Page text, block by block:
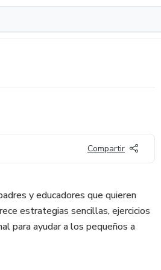
Compartir
y educadores que quieren
estrategias sencillas, ejercicios
para ayudar a los pequeños a